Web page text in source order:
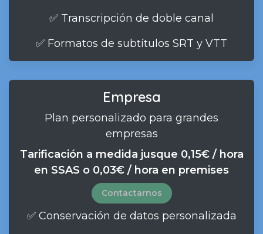
✅ Transcripción de doble canal
✅ Formatos de subtítulos SRT y VTT
Empresa
Plan personalizado para grandes
empresas
Tarificación a medida jusque 0,15€ / hora
en SSAS o 0,03€ / hora en premises
Contactarnos
✅ Conservación de datos personalizada